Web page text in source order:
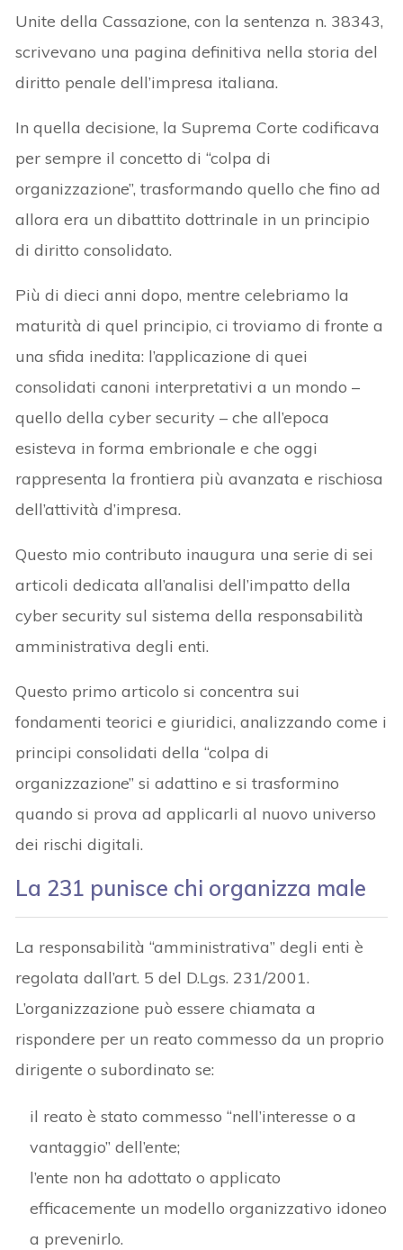
Unite della Cassazione, con la sentenza n. 38343,
scrivevano una pagina definitiva nella storia del
diritto penale dell’impresa italiana.
In quella decisione, la Suprema Corte codificava
per sempre il concetto di “colpa di
organizzazione”, trasformando quello che fino ad
allora era un dibattito dottrinale in un principio
di diritto consolidato.
Più di dieci anni dopo, mentre celebriamo la
maturità di quel principio, ci troviamo di fronte a
una sfida inedita: l’applicazione di quei
consolidati canoni interpretativi a un mondo –
quello della cyber security – che all’epoca
esisteva in forma embrionale e che oggi
rappresenta la frontiera più avanzata e rischiosa
dell’attività d’impresa.
Questo mio contributo inaugura una serie di sei
articoli dedicata all’analisi dell’impatto della
cyber security sul sistema della responsabilità
amministrativa degli enti.
Questo primo articolo si concentra sui
fondamenti teorici e giuridici, analizzando come i
principi consolidati della “colpa di
organizzazione” si adattino e si trasformino
quando si prova ad applicarli al nuovo universo
dei rischi digitali.
La 231 punisce chi organizza male
La responsabilità “amministrativa” degli enti è
regolata dall’art. 5 del D.Lgs. 231/2001.
L’organizzazione può essere chiamata a
rispondere per un reato commesso da un proprio
dirigente o subordinato se:
il reato è stato commesso “nell’interesse o a
vantaggio” dell’ente;
l’ente non ha adottato o applicato
efficacemente un modello organizzativo idoneo
a prevenirlo.